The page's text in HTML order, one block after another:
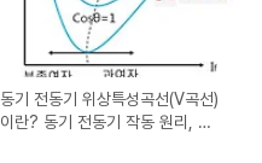
동기 전동기 위상특성곡선(V곡선)
이란? 동기 전동기 작동 원리, 기